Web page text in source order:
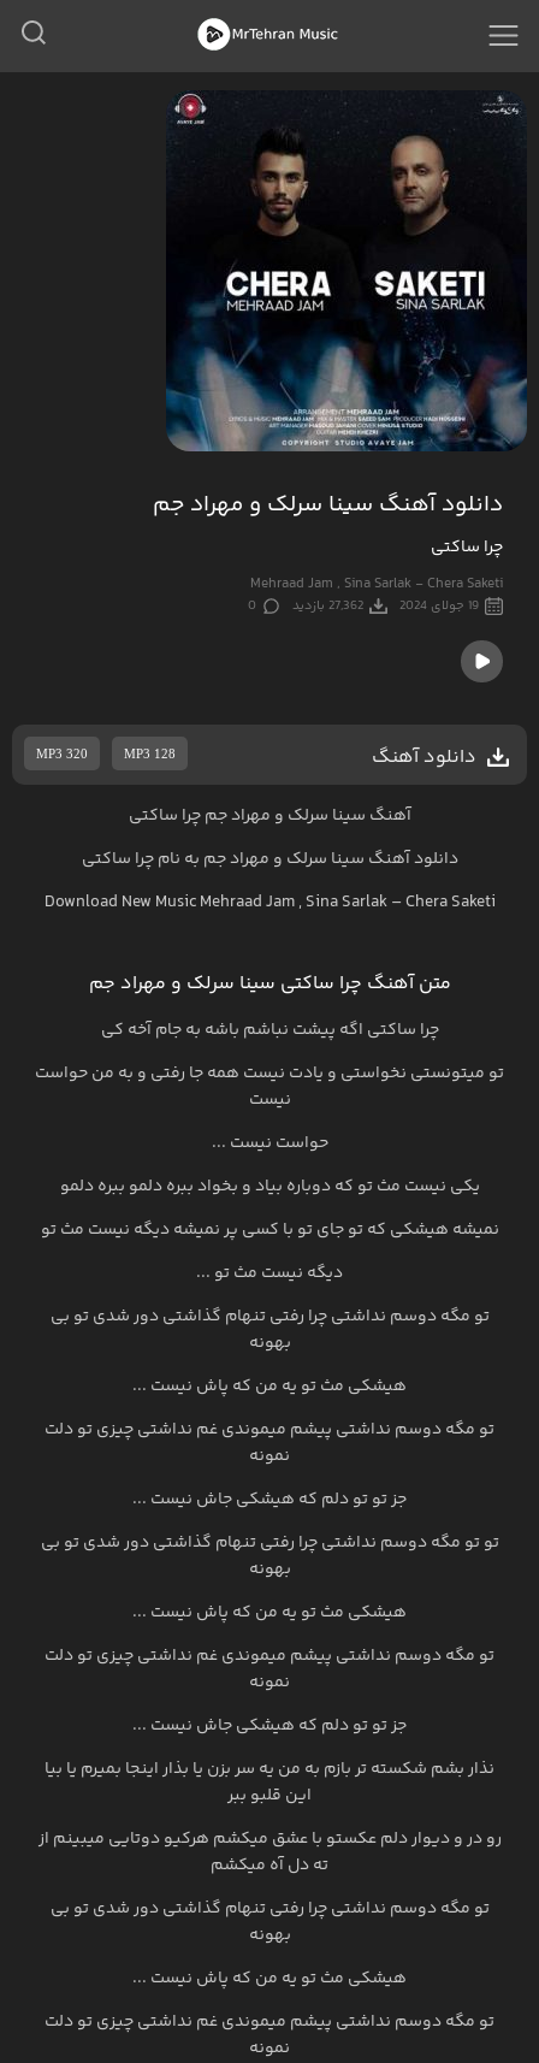
دانلود آهنگ سینا سرلک و مهراد جم
چرا ساکتی
Mehraad Jam , Sina Sarlak - Chera Saketi
19 جولای 2024 27,362 بازدید 0
دانلود آهنگ MP3 320 MP3 128
آهنگ سینا سرلک و مهراد جم چرا ساکتی
دانلود آهنگ سینا سرلک و مهراد جم به نامچرا ساکتی
Download New MusicMehraad Jam , Sina Sarlak–Chera Saketi
متن آهنگ چرا ساکتی سینا سرلک و مهراد جم
چرا ساکتی اگه پیشت نباشم باشه به جام آخه کی
تو میتونستی نخواستی و یادت نیست همه جا رفتی و به من حواست
نیست
حواست نیست ...
یکی نیست مث تو که دوباره بیاد و بخواد ببره دلمو ببره دلمو
نمیشه هیشکی که تو جای تو با کسی پر نمیشه دیگه نیست مث تو
دیگه نیست مث تو ...
تو مگه دوسم نداشتی چرا رفتی تنهام گذاشتی دور شدی تو بی
بهونه
هیشکی مث تو یه من که پاش نیست ...
تو مگه دوسم نداشتی پیشم میموندی غم نداشتی چیزی تو دلت
نمونه
جز تو تو دلم که هیشکی جاش نیست ...
تو تو مگه دوسم نداشتی چرا رفتی تنهام گذاشتی دور شدی تو بی
بهونه
هیشکی مث تو یه من که پاش نیست ...
تو مگه دوسم نداشتی پیشم میموندی غم نداشتی چیزی تو دلت
نمونه
جز تو تو دلم که هیشکی جاش نیست ...
نذار بشم شکسته تر بازم به من یه سر بزن یا بذار اینجا بمیرم یا بیا
این قلبو ببر
رو در و دیوار دلم عکستو با عشق میکشم هرکیو دوتایی میبینم از
ته دل آه میکشم
تو مگه دوسم نداشتی چرا رفتی تنهام گذاشتی دور شدی تو بی
بهونه
هیشکی مث تو یه من که پاش نیست ...
تو مگه دوسم نداشتی پیشم میموندی غم نداشتی چیزی تو دلت
نمونه